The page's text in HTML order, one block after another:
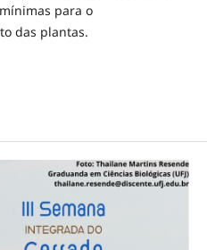
para o
das plantas.